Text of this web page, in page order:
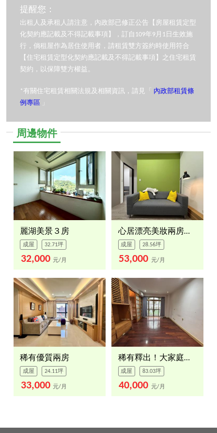
提醒您：
出租人及承租人請注意，內政部已修正公告【房屋租賃定型
化契約應記載及不得記載事項】，訂自109年9月1日生效施
行，倘租屋作為居住使用者，請租賃雙方簽約時使用符合
【住宅租賃定型化契約應記載及不得記載事項】之住宅租賃
契約，以保障雙方權益。
*有關住宅租賃相關法規及相關資訊，請見「 內政部租賃條
例專區 」
周邊物件
麗湖美景３房
成屋 32.71坪
32,000 元/月
心居漂亮美妝兩房車位
成屋 28.56坪
53,000 元/月
稀有優質兩房
成屋 24.11坪
33,000 元/月
稀有釋出！大家庭首選
成屋 83.03坪
40,000 元/月